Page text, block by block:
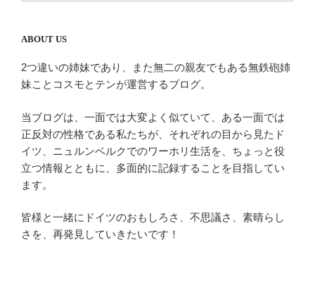
ABOUT US
2つ違いの姉妹であり、また無二の親友でもある無鉄砲姉
妹ことコスモとテンが運営するブログ。
当ブログは、一面では大変よく似ていて、ある一面では
正反対の性格である私たちが、それぞれの目から見たド
イツ、ニュルンベルクでのワーホリ生活を、ちょっと役
立つ情報とともに、多面的に記録することを目指してい
ます。
皆様と一緒にドイツのおもしろさ、不思議さ、素晴らし
さを、再発見していきたいです！